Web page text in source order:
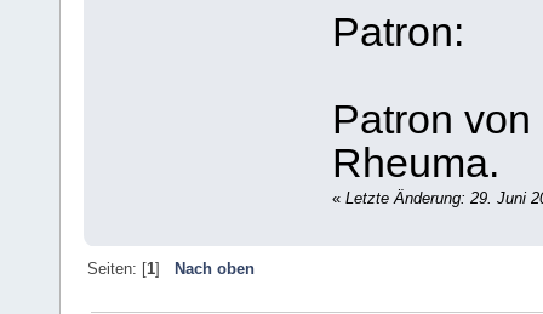
Patron:
Patron
Rheuma.
« Letzte Änderung: 29. Juni
Seiten: [1] Nach oben